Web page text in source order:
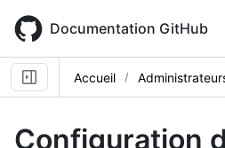
main
content
Documentation GitHub
Accueil
Configuration